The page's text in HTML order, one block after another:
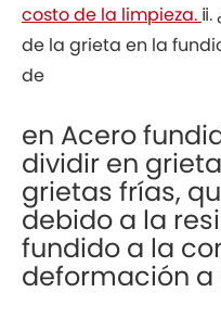
costo de la limpieza.
de la grieta en la
de
en Acero
dividir en
grietas frías,
debido a la
fundido a la
deformación